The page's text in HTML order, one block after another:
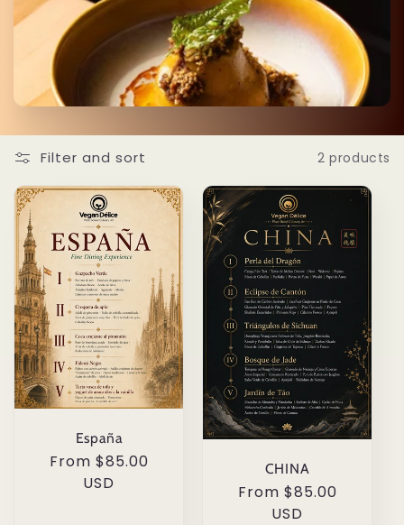
Filter and sort 2 products
España
Regular
From $85.00
USD
CHINA
Regular
From $85.00
USD